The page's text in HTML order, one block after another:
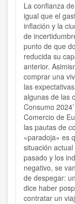
La confianza
igual que el
inflación y la
de
punto de que
reducida su
anterior.
comprar una
las
algunas de las
Consumo
Comercio de
las pautas de
«paradoja» es
situación
pasado y los
negativo, se
de despegar:
dice haber
contratar un